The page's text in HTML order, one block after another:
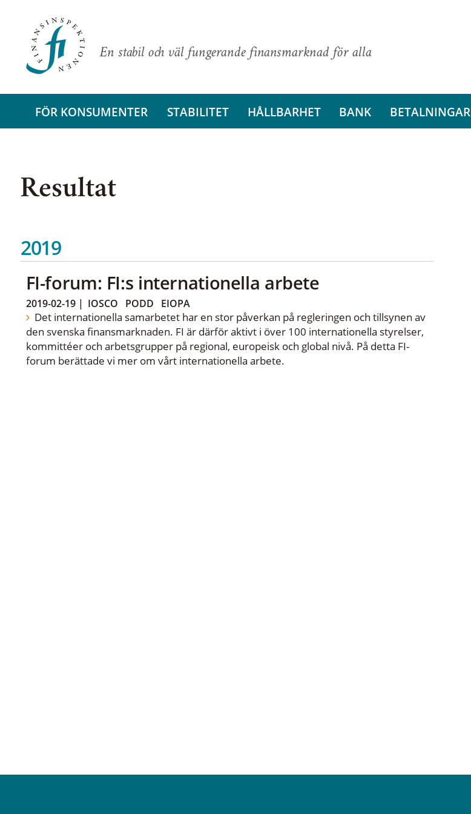
En stabil och väl fungerande finansmarknad för alla
FÖR KONSUMENTER STABILITET HÅLLBARHET BANK BETALNINGAR
Resultat
2019
FI-forum: FI:s internationella arbete
2019-02-19| IOSCO PODD EIOPA
Det internationella samarbetet har en stor påverkan på regleringen och tillsynen av
den svenska finansmarknaden. FI är därför aktivt i över 100 internationella styrelser,
kommittéer och arbetsgrupper på regional, europeisk och global nivå. På detta FI-
forum berättade vi mer om vårt internationella arbete.